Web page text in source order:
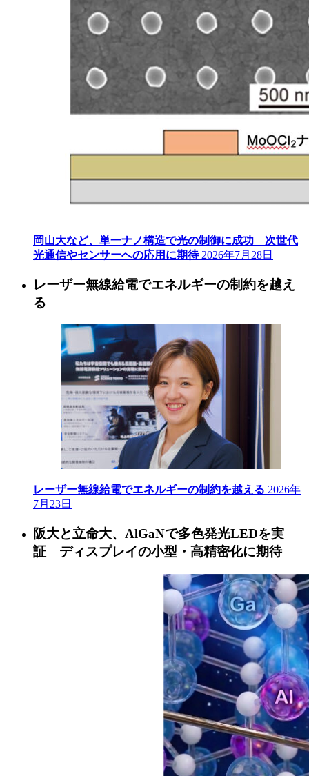
岡山大など、単一ナノ構造で光の制御に成功 次世代
光通信やセンサーへの応用に期待 2026年7月28日
レーザー無線給電でエネルギーの制約を越え
る
レーザー無線給電でエネルギーの制約を越える 2026年
7月23日
阪大と立命大、AlGaNで多色発光LEDを実
証 ディスプレイの小型・高精密化に期待